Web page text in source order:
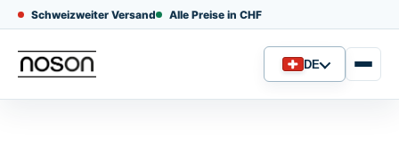
Schweizweiter Versand Alle Preise in CHF
Sprache
DE